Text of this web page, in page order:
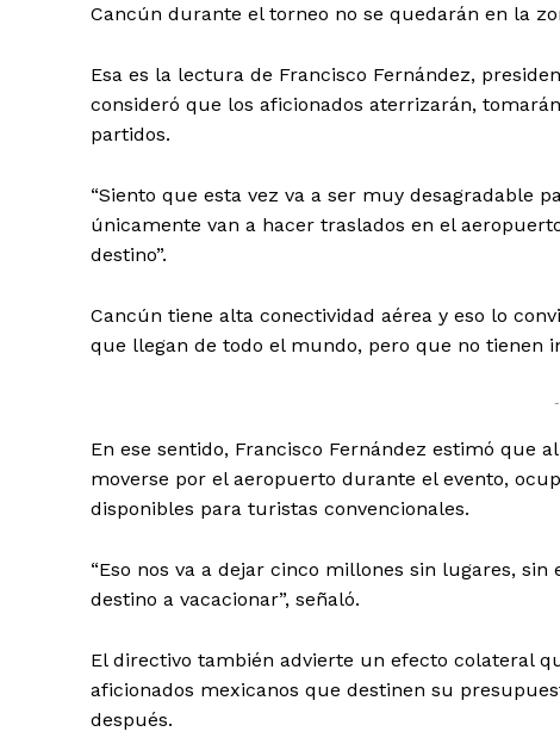
Cancún durante el torneo no se quedarán en la
Esa es la lectura de Francisco Fernández,
consideró que los aficionados aterrizarán,
partidos.
“Siento que esta vez va a ser muy desagradable
únicamente van a hacer traslados en el
destino”.
Cancún tiene alta conectividad aérea y eso lo
que llegan de todo el mundo, pero que no tienen
En ese sentido, Francisco Fernández estimó que
moverse por el aeropuerto durante el evento,
disponibles para turistas convencionales.
“Eso nos va a dejar cinco millones sin lugares,
destino a vacacionar”, señaló.
El directivo también advierte un efecto colateral
aficionados mexicanos que destinen su
después.